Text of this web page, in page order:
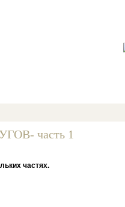
часть 1
частях.